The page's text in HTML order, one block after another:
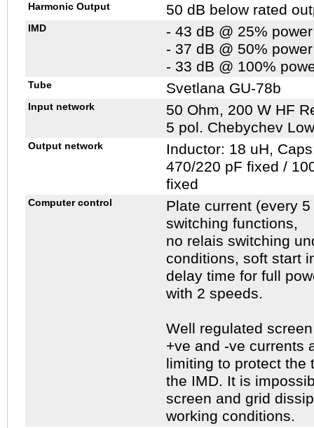
Harmonic Output 50 dB below rated
IMD
- 43 dB @ 25%
- 37 dB @ 50%
- 33 dB @ 100%
Tube Svetlana GU-78b
Input network
50 Ohm, 200 W HF
5 pol. Chebychev
Output network
Inductor: 18 uH,
470/220 pF fixed /
fixed
Computer control
Plate current (every
switching functions,
no relais switching
conditions, soft start
delay time for full
with 2 speeds.
Well regulated
+ve and -ve currents
limiting to protect the
the IMD. It is
screen and grid
working conditions.